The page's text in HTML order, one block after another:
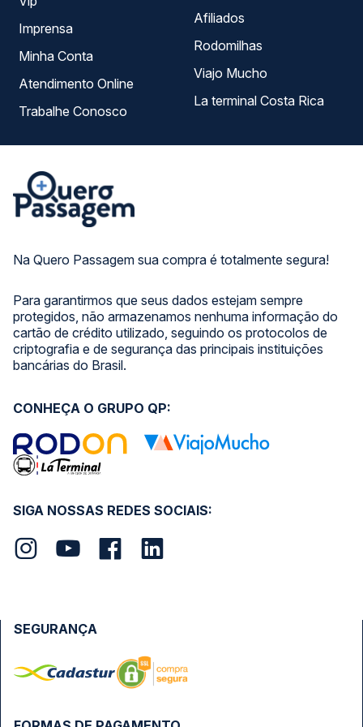
Na Quero Passagem sua compra é totalmente segura!
Para garantirmos que seus dados estejam sempre
protegidos, não armazenamos nenhuma informação do
cartão de crédito utilizado, seguindo os protocolos de
criptografia e de segurança das principais instituições
bancárias do Brasil.
Imprensa
Minha Conta
Atendimento Online
Trabalhe Conosco
Afiliados
Rodomilhas
Viajo Mucho
La terminal Costa Rica
SIGA NOSSAS REDES SOCIAIS:
CONHEÇA O GRUPO QP:
SEGURANÇA